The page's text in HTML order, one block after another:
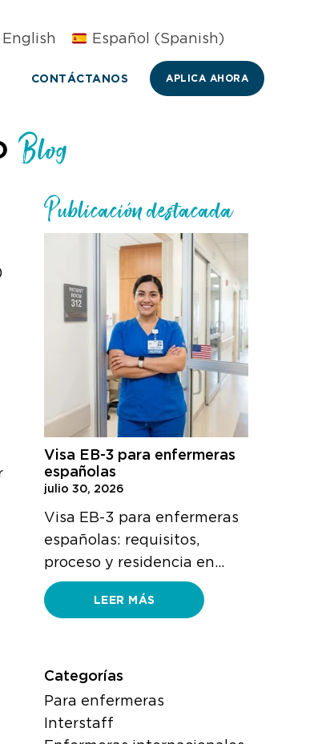
English Español (Spanish)
CONTÁCTANOS APLICA AHORA
Blog
Publicación destacada
Visa EB-3 para enfermeras
españolas
julio 30, 2026
Visa EB-3 para enfermeras
españolas: requisitos,
proceso y residencia en…
LEER MÁS
Categorías
Para enfermeras
Interstaff